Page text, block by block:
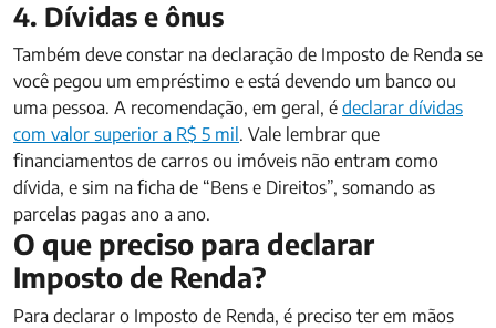
4. Dívidas e ônus
Também deve constar na declaração de Imposto de Renda se
você pegou um empréstimo e está devendo um banco ou
uma pessoa. A recomendação, em geral, é declarar dívidas
com valor superior a R$ 5 mil. Vale lembrar que
financiamentos de carros ou imóveis não entram como
dívida, e sim na ficha de “Bens e Direitos”, somando as
parcelas pagas ano a ano.
O que preciso para declarar
Imposto de Renda?
Para declarar o Imposto de Renda, é preciso ter em mãos